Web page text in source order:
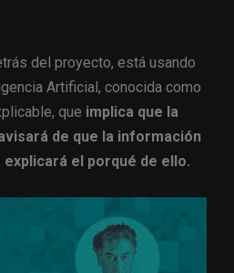
del proyecto, está usando
Artificial, conocida como
que implica que la
de que la información
el porqué de ello.